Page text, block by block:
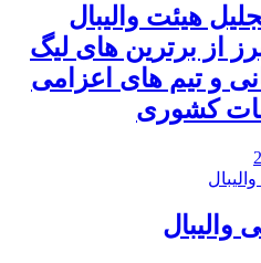
هیئت والیبال
از برترین های لیگ
و تیم های اعزامی
کشوری
والیبال